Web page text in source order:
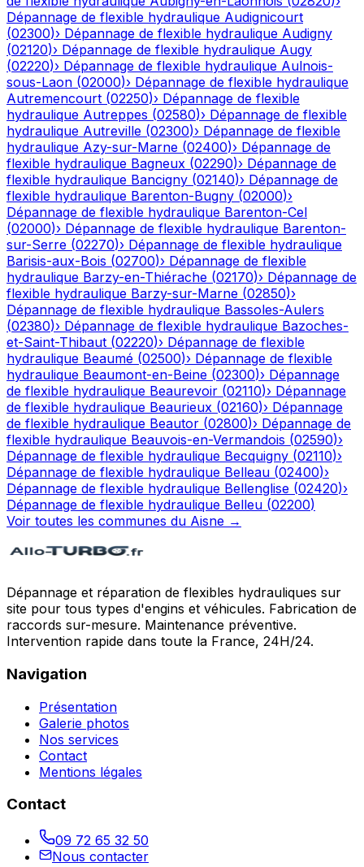
Dépannage de flexible hydraulique Audignicourt
(02300)› Dépannage de flexible hydraulique Audigny
(02120)› Dépannage de flexible hydraulique Augy
(02220)› Dépannage de flexible hydraulique Aulnois-
sous-Laon (02000)› Dépannage de flexible hydraulique
Autremencourt (02250)› Dépannage de flexible
hydraulique Autreppes (02580)› Dépannage de flexible
hydraulique Autreville (02300)› Dépannage de flexible
hydraulique Azy-sur-Marne (02400)› Dépannage de
flexible hydraulique Bagneux (02290)› Dépannage de
flexible hydraulique Bancigny (02140)› Dépannage de
flexible hydraulique Barenton-Bugny (02000)›
Dépannage de flexible hydraulique Barenton-Cel
(02000)› Dépannage de flexible hydraulique Barenton-
sur-Serre (02270)› Dépannage de flexible hydraulique
Barisis-aux-Bois (02700)› Dépannage de flexible
hydraulique Barzy-en-Thiérache (02170)› Dépannage de
flexible hydraulique Barzy-sur-Marne (02850)›
Dépannage de flexible hydraulique Bassoles-Aulers
(02380)› Dépannage de flexible hydraulique Bazoches-
et-Saint-Thibaut (02220)› Dépannage de flexible
hydraulique Beaumé (02500)› Dépannage de flexible
hydraulique Beaumont-en-Beine (02300)› Dépannage
de flexible hydraulique Beaurevoir (02110)› Dépannage
de flexible hydraulique Beaurieux (02160)› Dépannage
de flexible hydraulique Beautor (02800)› Dépannage de
flexible hydraulique Beauvois-en-Vermandois (02590)›
Dépannage de flexible hydraulique Becquigny (02110)›
Dépannage de flexible hydraulique Belleau (02400)›
Dépannage de flexible hydraulique Bellenglise (02420)›
Dépannage de flexible hydraulique Belleu (02200)
Voir toutes les communes du Aisne →
Dépannage et réparation de flexibles hydrauliques sur
site pour tous types d'engins et véhicules. Fabrication de
raccords sur-mesure. Maintenance préventive.
Intervention rapide dans toute la France, 24H/24.
Navigation
Présentation
Galerie photos
Nos services
Contact
Mentions légales
Contact
09 72 65 32 50
Nous contacter